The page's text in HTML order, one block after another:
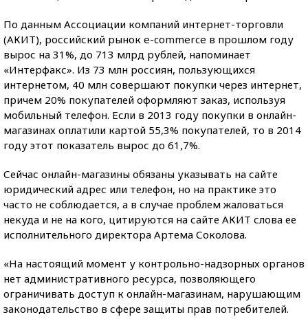
По данным Ассоциации компаний интернет-торговли
(АКИТ), российский рынок e-commerce в прошлом году
вырос на 31%, до 713 млрд рублей, напоминает
«Интерфакс». Из 73 млн россиян, пользующихся
интернетом, 40 млн совершают покупки через интернет,
причем 20% покупателей оформляют заказ, используя
мобильный телефон. Если в 2013 году покупки в онлайн-
магазинах оплатили картой 55,3% покупателей, то в 2014
году этот показатель вырос до 61,7%.
Сейчас онлайн-магазины обязаны указывать на сайте
юридический адрес или телефон, но на практике это
часто не соблюдается, а в случае проблем жаловаться
некуда и не на кого, цитируются на сайте АКИТ слова ее
исполнительного директора Артема Соколова.
«На настоящий момент у контрольно-надзорных органов
нет административного ресурса, позволяющего
ограничивать доступ к онлайн-магазинам, нарушающим
законодательство в сфере защиты прав потребителей.